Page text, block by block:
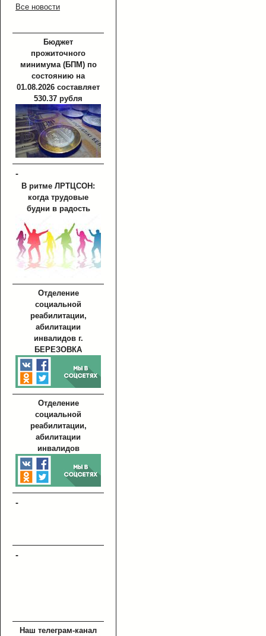
Все новости
Бюджет
прожиточного
минимума (БПМ) по
состоянию на
01.08.2026 составляет
530.37 рубля
-
В ритме ЛРТЦСОН:
когда трудовые
будни в радость
Отделение
социальной
реабилитации,
абилитации
инвалидов г.
БЕРЕЗОВКА
Отделение
социальной
реабилитации,
абилитации
инвалидов
-
-
Наш телеграм-канал